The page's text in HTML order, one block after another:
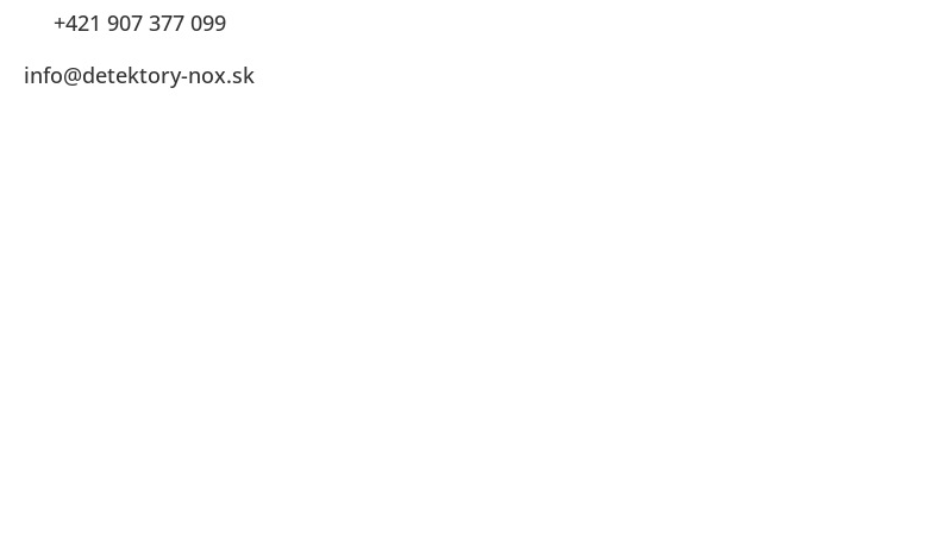
+421 907 377 099
info@detektory-nox.sk